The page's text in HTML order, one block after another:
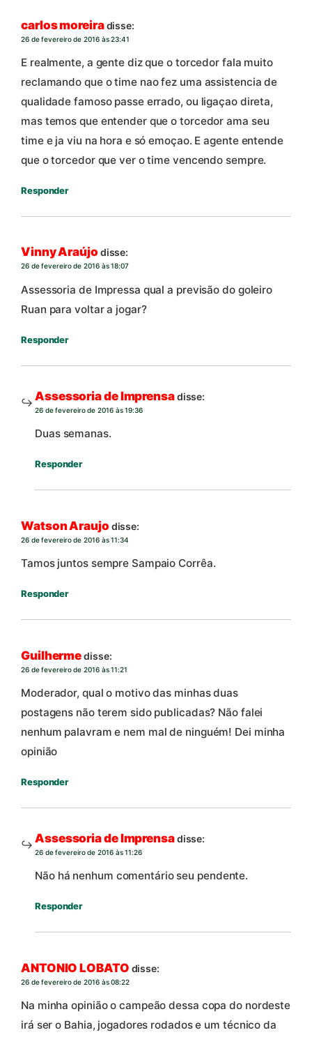
carlos moreiradisse:
26 de fevereiro de 2016 às 23:41
E realmente, a gente diz que o torcedor fala muito
reclamando que o time nao fez uma assistencia de
qualidade famoso passe errado, ou ligaçao direta,
mas temos que entender que o torcedor ama seu
time e ja viu na hora e só emoçao. E agente entende
que o torcedor que ver o time vencendo sempre.
Responder
Vinny Araújo disse:
26 de fevereiro de 2016 às 18:07
Assessoria de Impressa qual a previsão do goleiro
Ruan para voltar a jogar?
Responder
Assessoria de Imprensadisse:
26 de fevereiro de 2016 às 19:36
Duas semanas.
Responder
Watson Araujo disse:
26 de fevereiro de 2016 às 11:34
Tamos juntos sempre Sampaio Corrêa.
Responder
Guilhermedisse:
26 de fevereiro de 2016 às 11:21
Moderador, qual o motivo das minhas duas
postagens não terem sido publicadas? Não falei
nenhum palavram e nem mal de ninguém! Dei minha
opinião
Responder
Assessoria de Imprensadisse:
26 de fevereiro de 2016 às 11:26
Não há nenhum comentário seu pendente.
Responder
ANTONIO LOBATO disse:
26 de fevereiro de 2016 às 08:22
Na minha opinião o campeão dessa copa do nordeste
irá ser o Bahia, jogadores rodados e um técnico da